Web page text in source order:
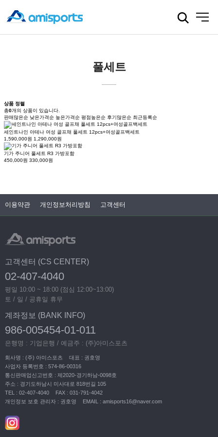
24시간
안보기
닫기
풀세트
상품 정렬
총0개의 상품이 있습니다.
판매많은순 낮은가격순 높은가격순 평점높은순 후기많은순 최근등록순
세인트나인 아테나 여성 골프채 풀세트 12pcs+여성골프백세트
1,590,000원 1,290,000원
기가 주니어 풀세트 R3 가방포함
450,000원 330,000원
이용약관 개인정보처리방침 고객센터
고객센터 (CS CENTER)
02-407-4040
평일 10:00 ~ 18:00 (점심 12:00~13:00)
토 / 일 / 공휴일 휴무
계좌정보 (BANK INFO)
986-005454-01-011
은행명 : 기업은행 / 예금주 : (주)아미스포츠
회사명 : (주) 아미스포츠
대표 : 권호영
사업자 등록번호 : 574-86-00316
통신판매업신고번호 : 제2020-경기하남-0098호
주소 : 경기도하남시 미사대로 818번길 105
TEL : 02-407-4040
FAX : 031-791-4042
개인정보 보호 관리자 : 권호영
EMAIL : amisports16@naver.com